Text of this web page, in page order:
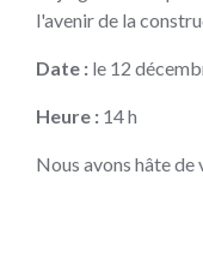
l'avenir de la
Date : le 12
Heure : 14 h
Nous avons hâte de